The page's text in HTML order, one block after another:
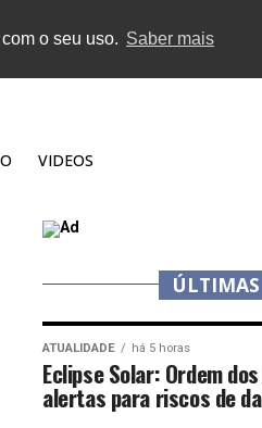
o seu uso. Saber mais
VIDEOS
ÚLTIMAS
ATUALIDADE há 5 horas
Eclipse Solar: Ordem
alertas para riscos de